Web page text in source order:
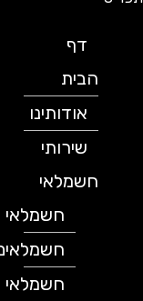
הבית
אודותינו
שירותי
חשמלאי
חשמלאי
חשמלאים
חשמלאי